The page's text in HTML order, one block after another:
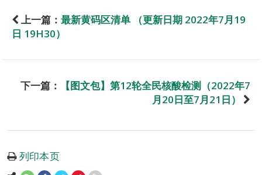
上一篇： 最新黄码区清单 （更新日期 2022年7月19
日 19H30）
下一篇：
【图文包】第12轮全民核酸检测（2022年7
月20日至7月21日）
列印本页